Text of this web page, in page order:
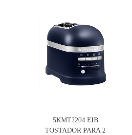
5KMT2204 EIB
TOSTADOR PARA 2